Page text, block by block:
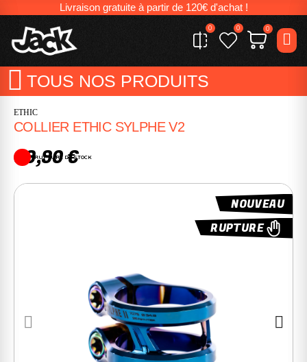
Livraison gratuite à partir de 120€ d'achat !
0 0 0
TOUS NOS PRODUITS
ETHIC
COLLIER ETHIC SYLPHE V2
39,90 €
RUPTURE DE STOCK
NOUVEAU
RUPTURE